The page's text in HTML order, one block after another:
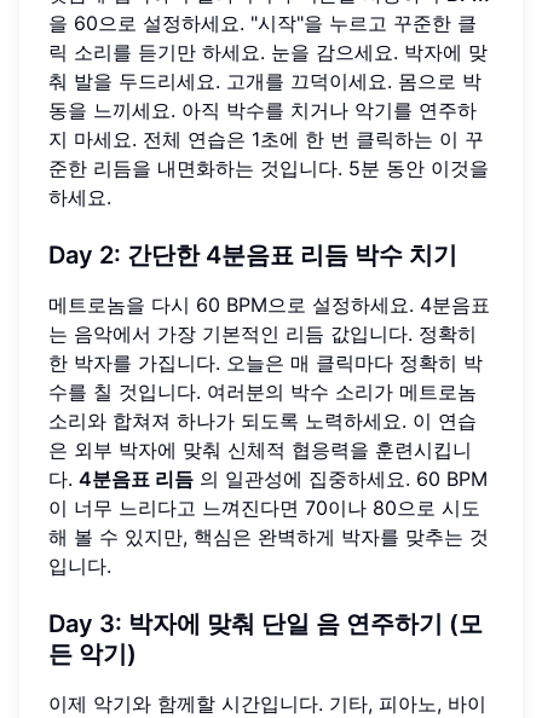
을 60으로 설정하세요. "시작"을 누르고 꾸준한 클
릭 소리를 듣기만 하세요. 눈을 감으세요. 박자에 맞
춰 발을 두드리세요. 고개를 끄덕이세요. 몸으로 박
동을 느끼세요. 아직 박수를 치거나 악기를 연주하
지 마세요. 전체 연습은 1초에 한 번 클릭하는 이 꾸
준한 리듬을 내면화하는 것입니다. 5분 동안 이것을
하세요.
Day 2: 간단한 4분음표 리듬 박수 치기
메트로놈을 다시 60 BPM으로 설정하세요. 4분음표
는 음악에서 가장 기본적인 리듬 값입니다. 정확히
한 박자를 가집니다. 오늘은 매 클릭마다 정확히 박
수를 칠 것입니다. 여러분의 박수 소리가 메트로놈
소리와 합쳐져 하나가 되도록 노력하세요. 이 연습
은 외부 박자에 맞춰 신체적 협응력을 훈련시킵니
다. 4분음표 리듬 의 일관성에 집중하세요. 60 BPM
이 너무 느리다고 느껴진다면 70이나 80으로 시도
해 볼 수 있지만, 핵심은 완벽하게 박자를 맞추는 것
입니다.
Day 3: 박자에 맞춰 단일 음 연주하기 (모
든 악기)
이제 악기와 함께할 시간입니다. 기타, 피아노, 바이